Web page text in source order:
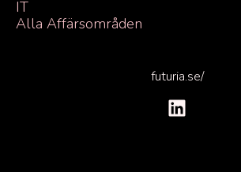
IT
Alla Affärsområden
futuria.se/